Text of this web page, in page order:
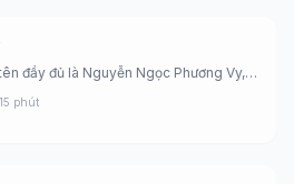
đầy đủ là Nguyễn Ngọc Phương Vy,
15 phút